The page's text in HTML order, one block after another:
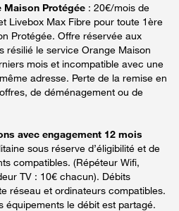
Maison Protégée : 20€/mois de
Livebox Max Fibre pour toute 1ère
Protégée. Offre réservée aux
résilié le service Orange Maison
mois et incompatible avec une
adresse. Perte de la remise en
de déménagement ou de
avec engagement 12 mois
sous réserve d’éligibilité et de
compatibles. (Répéteur Wifi,
TV : 10€ chacun). Débits
réseau et ordinateurs compatibles.
équipements le débit est partagé.